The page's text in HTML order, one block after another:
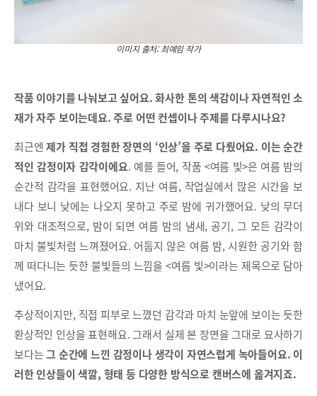
이미지 출처: 최예임 작가
작품 이야기를 나눠보고 싶어요. 화사한 톤의 색감이나 자연적인 소
재가 자주 보이는데요. 주로 어떤 컨셉이나 주제를 다루시나요?
최근엔제가 직접 경험한 장면의 ‘인상’을 주로 다뤘어요. 이는 순간
적인 감정이자 감각이에요. 예를 들어, 작품 <여름 빛>은 여름 밤의
순간적 감각을 표현했어요. 지난 여름, 작업실에서 많은 시간을 보
내다 보니 낮에는 나오지 못하고 주로 밤에 귀가했어요. 낮의 무더
위와 대조적으로, 밤이 되면 여름 밤의 냄새, 공기, 그 모든 감각이
마치 불빛처럼 느껴졌어요. 어둡지 않은 여름 밤, 시원한 공기와 함
께 떠다니는 듯한 불빛들의 느낌을 <여름 빛>이라는 제목으로 담아
냈어요.
추상적이지만, 직접 피부로 느꼈던 감각과 마치 눈앞에 보이는 듯한
환상적인 인상을 표현해요. 그래서 실제 본 장면을 그대로 묘사하기
보다는그 순간에 느낀 감정이나 생각이 자연스럽게 녹아들어요. 이
러한 인상들이 색깔, 형태 등 다양한 방식으로 캔버스에 옮겨지죠.